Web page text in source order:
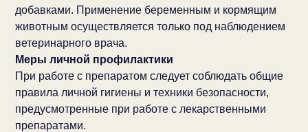
добавками. Применение беременным и кормящим
животным осуществляется только под наблюдением
ветеринарного врача.
Меры личной профилактики
При работе с препаратом следует соблюдать общие
правила личной гигиены и техники безопасности,
предусмотренные при работе с лекарственными
препаратами.